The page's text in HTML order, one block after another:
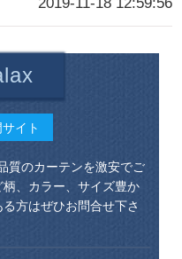
イト
質のカーテンを激安でご
、カラー、サイズ豊か
方はぜひお問合せ下さ